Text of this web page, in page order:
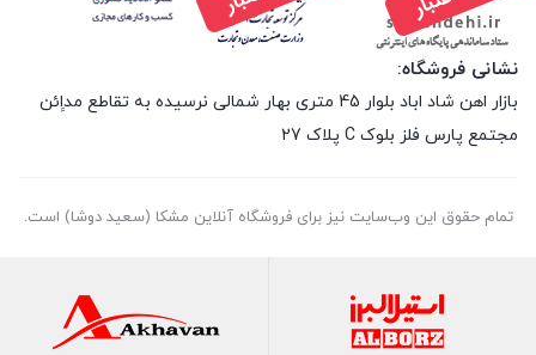
نشانی فروشگاه:
بازار اهن شاد اباد بلوار 45 متری بهار شمالی نرسیده به تقاطع مداِِئن
مجتمع پارس فلز بلوک C پلاک 27
تمام حقوق اين وب‌سايت نیز برای فروشگاه آنلاین مشکا (سعید دوشا) است.